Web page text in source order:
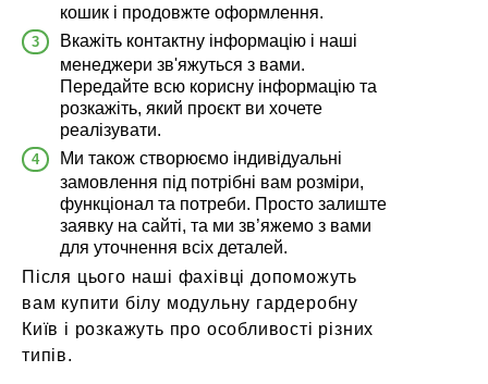
кошик і продовжте оформлення.
Вкажіть контактну інформацію і наші
менеджери зв'яжуться з вами.
Передайте всю корисну інформацію та
розкажіть, який проєкт ви хочете
реалізувати.
Ми також створюємо індивідуальні
замовлення під потрібні вам розміри,
функціонал та потреби. Просто залиште
заявку на сайті, та ми зв’яжемо з вами
для уточнення всіх деталей.
Після цього наші фахівці допоможуть
вам купити білу модульну гардеробну
Київ і розкажуть про особливості різних
типів.